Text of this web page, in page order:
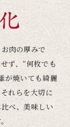
肉の厚みで
ず、 “何枚でも
が焼いても綺麗
それらを大切に
べ、美味しい